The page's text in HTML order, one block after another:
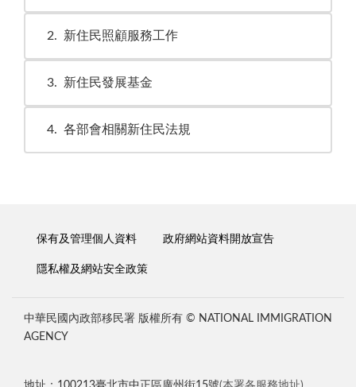
2 新住民照顧服務工作
3 新住民發展基金
4 各部會相關新住民法規
保有及管理個人資料 政府網站資料開放宣告
隱私權及網站安全政策
中華民國內政部移民署 版權所有 © NATIONAL IMMIGRATION
AGENCY